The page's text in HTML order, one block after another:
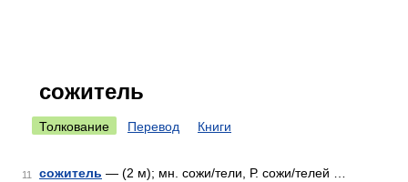
сожитель
Толкование Перевод Книги
11 сожитель — (2 м); мн. сожи/тели, Р. сожи/телей …